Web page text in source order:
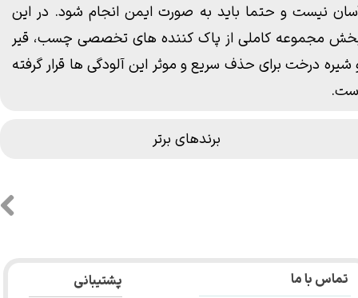
اسپری پاک کننده حشرات 500
میلی لیتری سوناکس مدل
Sonax Insect Remover
500ml
اسپری قیر پاک کن 500 میلی
لیتری سوناکس مدل Sonax
Tar Remover 500ml
اتمام موجودی
نیست و حتما باید به صورت ایمن انجام شود. در این
مجموعه کاملی از پاک کننده های تخصصی چسب، قیر
شیره درخت برای حذف سریع و موثر این آلودگی ها قرار گرفته
برندهای برتر
تماس با ما پشتیبانی